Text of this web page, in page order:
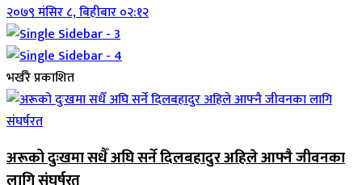
२०७९ मंसिर ८, बिहीबार ०२:१२
भर्खरै प्रकाशित
अरूको दुःखमा सधैँ अघि सर्ने दिलबहादुर अहिले आफ्नै जीवनका